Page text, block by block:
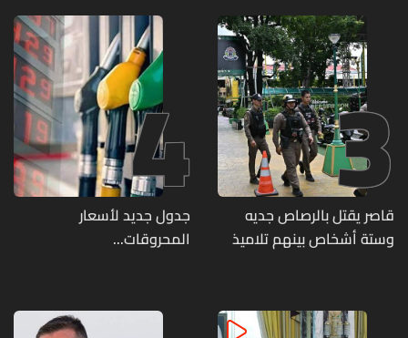
وقع ضحيّة أعماله؟
3
قاصر يقتل بالرصاص جديه
وستة أشخاص بينهم تلاميذ
4
جدول جديد لأسعار
المحروقات...